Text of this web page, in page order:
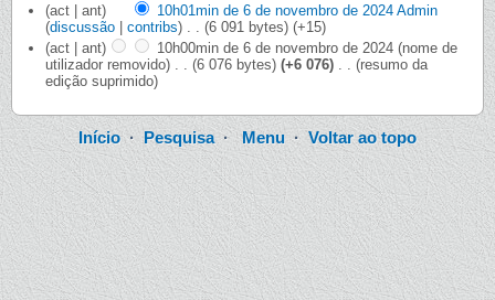
(act | ant) 10h01min de 6 de novembro de 2024 Admin
(discussão | contribs) (6 091 bytes) (+15)
(act | ant)
10h00min de 6 de novembro de 2024 (nome de
utilizador removido)
(6 076 bytes) (+6 076)
(resumo da
edição suprimido)
Início· Pesquisa·Menu ·Voltar ao topo